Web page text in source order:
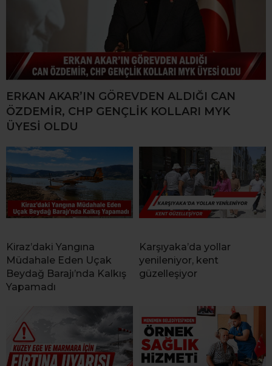
ERKAN AKAR’IN GÖREVDEN ALDIĞI CAN
ÖZDEMİR, CHP GENÇLİK KOLLARI MYK
ÜYESİ OLDU
Kiraz’daki Yangına
Müdahale Eden Uçak
Beydağ Barajı’nda Kalkış
Yapamadı
Karşıyaka’da yollar
yenileniyor, kent
güzelleşiyor